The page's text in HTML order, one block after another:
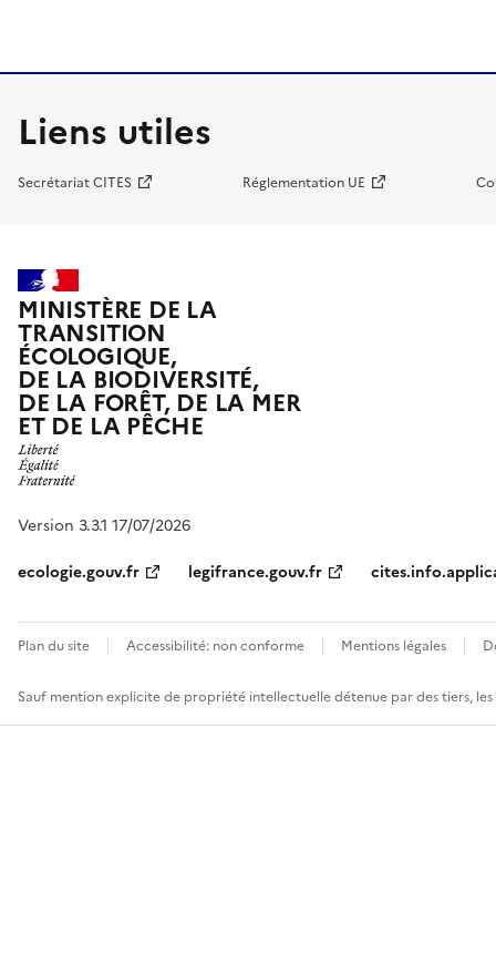
Liens utiles
Secrétariat CITES Réglementation UE
MINISTÈRE DE LA
TRANSITION
ÉCOLOGIQUE,
DE LA BIODIVERSITÉ,
DE LA FORÊT, DE LA MER
ET DE LA PÊCHE
Version 3.3.1 17/07/2026
ecologie.gouv.fr
legifrance.gouv.fr
Plan du site Accessibilité: non conforme Mentions légales
Sauf mention explicite de propriété intellectuelle détenue par des tiers,